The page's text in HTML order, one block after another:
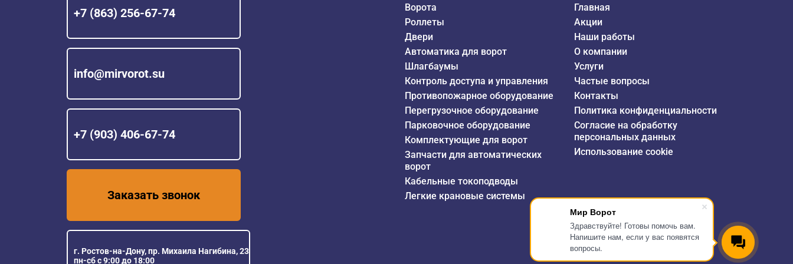
Мир Ворот
Здравствуйте! Готовы помочь вам.
Напишите нам, если у вас появятся
вопросы.
+7 (863) 256-67-74
info@mirvorot.su
+7 (903) 406-67-74
Заказать звонок
г. Ростов-на-Дону, пр. Михаила Нагибина, 23
пн-сб с 9:00 до 18:00
Ворота
Роллеты
Двери
Автоматика для ворот
Шлагбаумы
Контроль доступа и управления
Противопожарное оборудование
Перегрузочное оборудование
Парковочное оборудование
Комплектующие для ворот
Запчасти для автоматических
ворот
Кабельные токоподводы
Легкие крановые системы
Главная
Акции
Наши работы
О компании
Услуги
Частые вопросы
Контакты
Политика конфиденциальности
Согласие на обработку
персональных данных
Использование cookie